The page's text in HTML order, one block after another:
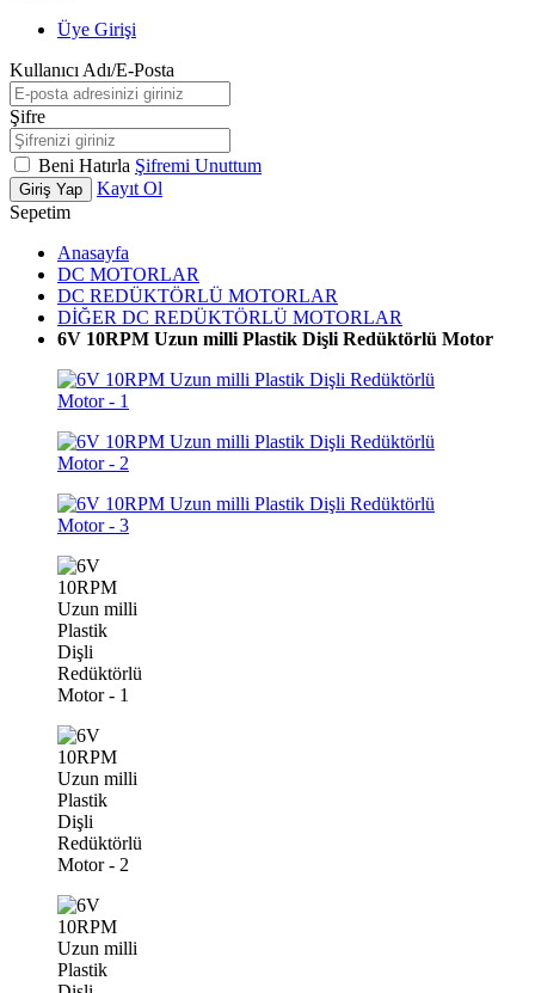
Üye Girişi
Kullanıcı Adı/E-Posta
Şifre
Beni Hatırla Şifremi Unuttum
Giriş Yap
Kayıt Ol
Sepetim
Anasayfa
DC MOTORLAR
DC REDÜKTÖRLÜ MOTORLAR
DİĞER DC REDÜKTÖRLÜ MOTORLAR
6V 10RPM Uzun milli Plastik Dişli Redüktörlü Motor